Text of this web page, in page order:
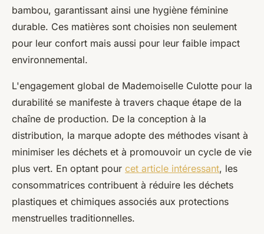
bambou, garantissant ainsi une hygiène féminine
durable. Ces matières sont choisies non seulement
pour leur confort mais aussi pour leur faible impact
environnemental.
L'engagement global de Mademoiselle Culotte pour la
durabilité se manifeste à travers chaque étape de la
chaîne de production. De la conception à la
distribution, la marque adopte des méthodes visant à
minimiser les déchets et à promouvoir un cycle de vie
plus vert. En optant pour cet article intéressant, les
consommatrices contribuent à réduire les déchets
plastiques et chimiques associés aux protections
menstruelles traditionnelles.